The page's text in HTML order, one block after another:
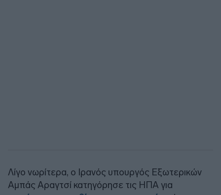
Λίγο νωρίτερα, ο Ιρανός υπουργός Εξωτερικών
Αμπάς Αραγτσί κατηγόρησε τις ΗΠΑ για